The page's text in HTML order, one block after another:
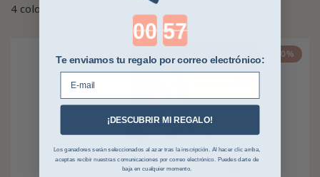
4 colores
-20%
Countdown ends in:
Te enviamos tu regalo por correo electrónico:
E-mail
¡DESCUBRIR MI REGALO!
Los ganadores serán seleccionados al azar tras la inscripción. Al hacer clic arriba,
aceptas recibir nuestras comunicaciones por correo electrónico. Puedes darte de
baja en cualquier momento.